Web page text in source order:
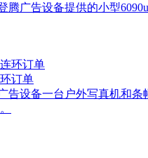
广告设备提供的小型
订单
设备一台户外写真机和